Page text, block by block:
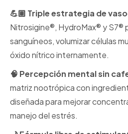
💪🏽 Triple estrategia de
Nitrosigine®, HydroMax® y S7®
sanguíneos, volumizar células
óxido nítrico internamente.
🧠 Percepción mental sin
matriz nootrópica con
diseñada para mejorar
manejo del estrés.